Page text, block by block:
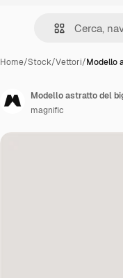
Home/Stock/Vettori/Modello
Modello astratto del
magnific